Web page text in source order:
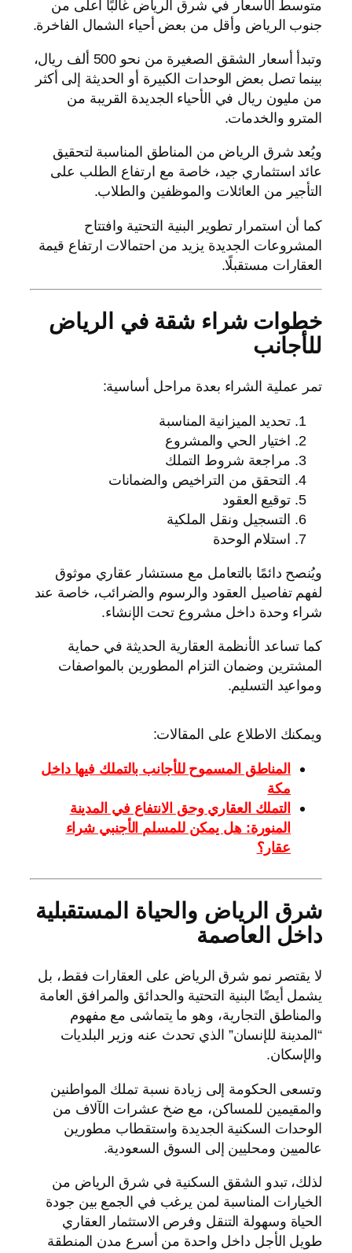
متوسط الأسعار في شرق الرياض غالبًا أعلى من
جنوب الرياض وأقل من بعض أحياء الشمال الفاخرة.
وتبدأ أسعار الشقق الصغيرة من نحو 500 ألف ريال،
بينما تصل بعض الوحدات الكبيرة أو الحديثة إلى أكثر
من مليون ريال في الأحياء الجديدة القريبة من
المترو والخدمات.
ويُعد شرق الرياض من المناطق المناسبة لتحقيق
عائد استثماري جيد، خاصة مع ارتفاع الطلب على
التأجير من العائلات والموظفين والطلاب.
كما أن استمرار تطوير البنية التحتية وافتتاح
المشروعات الجديدة يزيد من احتمالات ارتفاع قيمة
العقارات مستقبلًا.
خطوات شراء شقة في الرياض
للأجانب
تمر عملية الشراء بعدة مراحل أساسية:
تحديد الميزانية المناسبة
اختيار الحي والمشروع
مراجعة شروط التملك
التحقق من التراخيص والضمانات
توقيع العقود
التسجيل ونقل الملكية
استلام الوحدة
ويُنصح دائمًا بالتعامل مع مستشار عقاري موثوق
لفهم تفاصيل العقود والرسوم والضرائب، خاصة عند
شراء وحدة داخل مشروع تحت الإنشاء.
كما تساعد الأنظمة العقارية الحديثة في حماية
المشترين وضمان التزام المطورين بالمواصفات
ومواعيد التسليم.
ويمكنك الاطلاع على المقالات:
المناطق المسموح للأجانب بالتملك فيها داخل
مكة
التملك العقاري وحق الانتفاع في المدينة
المنورة: هل يمكن للمسلم الأجنبي شراء
عقار؟
شرق الرياض والحياة المستقبلية
داخل العاصمة
لا يقتصر نمو شرق الرياض على العقارات فقط، بل
يشمل أيضًا البنية التحتية والحدائق والمرافق العامة
والمناطق التجارية، وهو ما يتماشى مع مفهوم
“المدينة للإنسان” الذي تحدث عنه وزير البلديات
والإسكان.
وتسعى الحكومة إلى زيادة نسبة تملك المواطنين
والمقيمين للمساكن، مع ضخ عشرات الآلاف من
الوحدات السكنية الجديدة واستقطاب مطورين
عالميين ومحليين إلى السوق السعودية.
لذلك، تبدو الشقق السكنية في شرق الرياض من
الخيارات المناسبة لمن يرغب في الجمع بين جودة
الحياة وسهولة التنقل وفرص الاستثمار العقاري
طويل الأجل داخل واحدة من أسرع مدن المنطقة